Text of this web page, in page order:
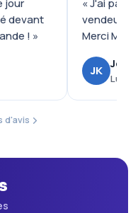
jour
devant
! »
« J'ai payé
vendeur
Merci
JK
d'avis